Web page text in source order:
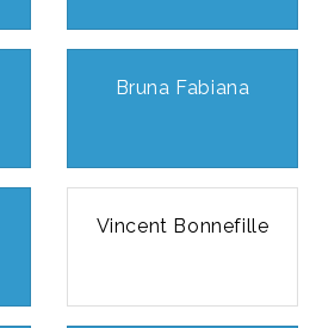
Bruna Fabiana
Vincent Bonnefille